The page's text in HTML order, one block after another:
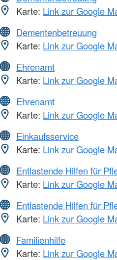
Karte: Link zur Google
Dementenbetreuung
Karte: Link zur Google
Ehrenamt
Karte: Link zur Google
Ehrenamt
Karte: Link zur Google
Einkaufsservice
Karte: Link zur Google
Entlastende Hilfen für
Karte: Link zur Google
Entlastende Hilfen für
Karte: Link zur Google
Familienhilfe
Karte: Link zur Google